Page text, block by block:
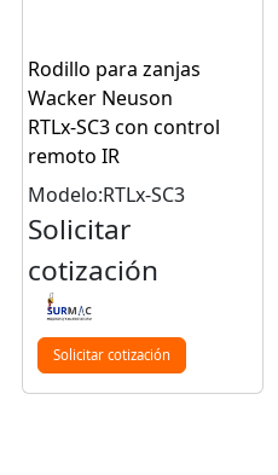
Rodillo para zanjas
Wacker Neuson
RTLx‑SC3 con control
remoto IR
Modelo:RTLx-SC3
Solicitar
cotización
Solicitar cotización